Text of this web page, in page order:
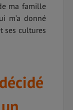
ma famille
m’a donné
ses cultures